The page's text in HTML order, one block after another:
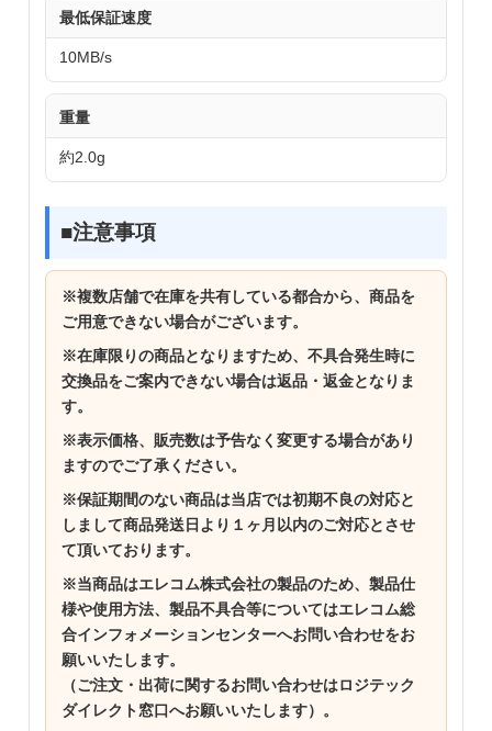
最低保証速度
10MB/s
重量
約2.0g
■注意事項
※複数店舗で在庫を共有している都合から、商品を
ご用意できない場合がございます。
※在庫限りの商品となりますため、不具合発生時に
交換品をご案内できない場合は返品・返金となりま
す。
※表示価格、販売数は予告なく変更する場合があり
ますのでご了承ください。
※保証期間のない商品は当店では初期不良の対応と
しまして商品発送日より１ヶ月以内のご対応とさせ
て頂いております。
※当商品はエレコム株式会社の製品のため、製品仕
様や使用方法、製品不具合等についてはエレコム総
合インフォメーションセンターへお問い合わせをお
願いいたします。
（ご注文・出荷に関するお問い合わせはロジテック
ダイレクト窓口へお願いいたします）。